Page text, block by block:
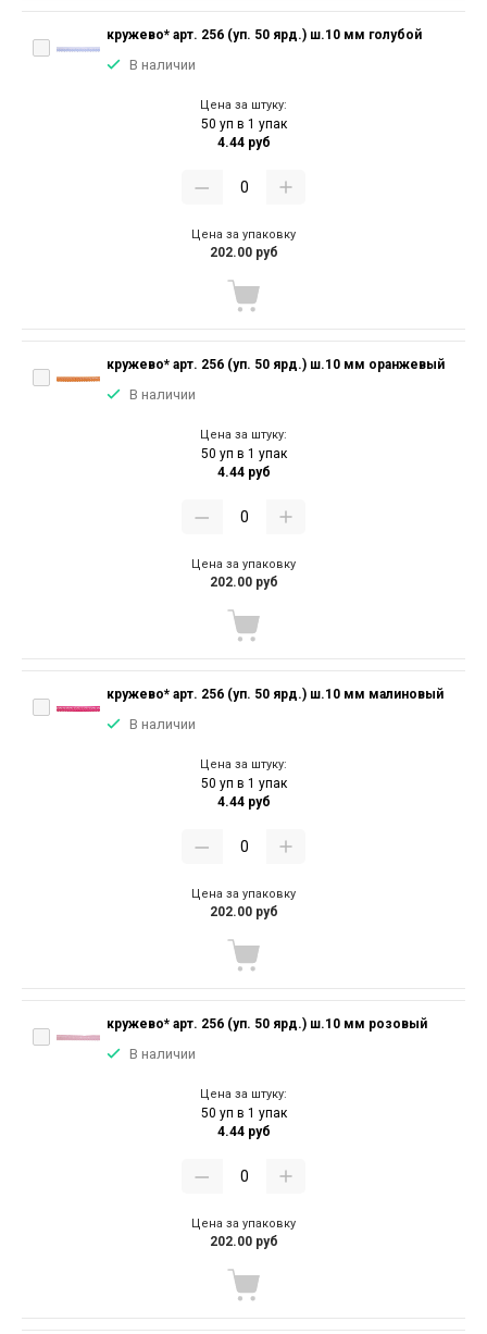
кружево* арт. 256 (уп. 50 ярд.) ш.10 мм голубой
В наличии
Цена за штуку:
50 уп в 1 упак
4.44 руб
Цена за упаковку
202.00 руб
кружево* арт. 256 (уп. 50 ярд.) ш.10 мм оранжевый
В наличии
Цена за штуку:
50 уп в 1 упак
4.44 руб
Цена за упаковку
202.00 руб
кружево* арт. 256 (уп. 50 ярд.) ш.10 мм малиновый
В наличии
Цена за штуку:
50 уп в 1 упак
4.44 руб
Цена за упаковку
202.00 руб
кружево* арт. 256 (уп. 50 ярд.) ш.10 мм розовый
В наличии
Цена за штуку:
50 уп в 1 упак
4.44 руб
Цена за упаковку
202.00 руб